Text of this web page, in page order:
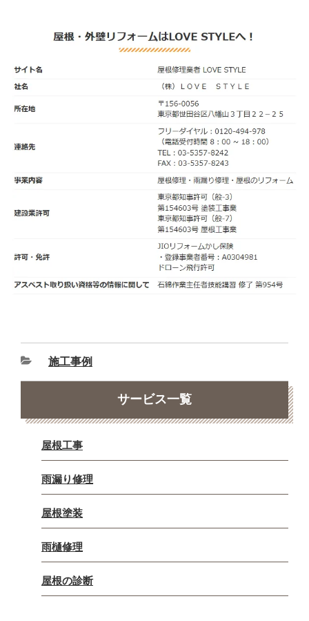
施工事例
サービス一覧
屋根工事
雨漏り修理
屋根塗装
雨樋修理
屋根の診断